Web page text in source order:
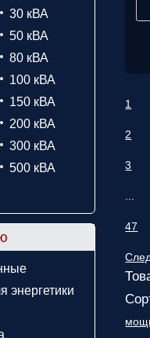
30 кВА
50 кВА
80 кВА
100 кВА
150 кВА
200 кВА
300 кВА
500 кВА
энергетики
1
2
3
47